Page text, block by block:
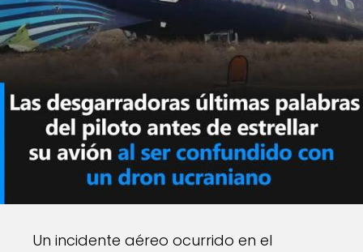
Un incidente aéreo ocurrido en el